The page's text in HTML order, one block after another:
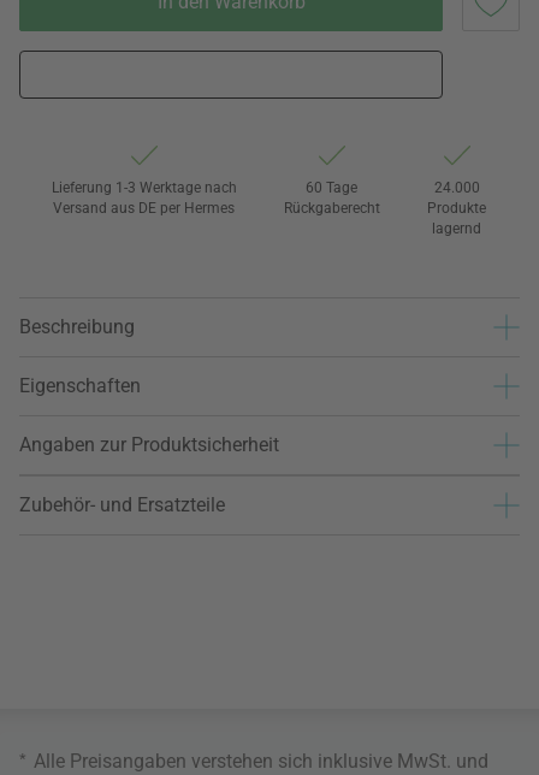
Lieferung 1-3 Werktage nach
Versand aus DE per Hermes
60 Tage
Rückgaberecht
24.000
Produkte
lagernd
Beschreibung
Eigenschaften
Angaben zur Produktsicherheit
Zubehör- und Ersatzteile
* Alle Preisangaben verstehen sich inklusive MwSt. und